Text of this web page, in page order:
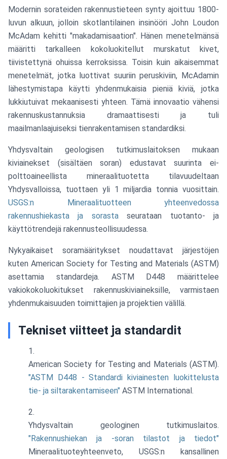
Modernin sorateiden rakennustieteen synty ajoittuu 1800-
luvun alkuun, jolloin skotlantilainen insinööri John Loudon
McAdam kehitti "makadamisaation". Hänen menetelmänsä
määritti tarkalleen kokoluokitellut murskatut kivet,
tiivistettynä ohuissa kerroksissa. Toisin kuin aikaisemmat
menetelmät, jotka luottivat suuriin peruskiviin, McAdamin
lähestymistapa käytti yhdenmukaisia pieniä kiviä, jotka
lukkiutuivat mekaanisesti yhteen. Tämä innovaatio vähensi
rakennuskustannuksia dramaattisesti ja tuli
maailmanlaajuiseksi tienrakentamisen standardiksi.
Yhdysvaltain geologisen tutkimuslaitoksen mukaan
kiviainekset (sisältäen soran) edustavat suurinta ei-
polttoaineellista mineraalituotetta tilavuudeltaan
Yhdysvalloissa, tuottaen yli 1 miljardia tonnia vuosittain.
USGS:n Mineraalituotteen yhteenvedossa
rakennushiekasta ja sorastaseurataan tuotanto- ja
käyttötrendejä rakennusteollisuudessa.
Nykyaikaiset soramääritykset noudattavat järjestöjen
kuten American Society for Testing and Materials (ASTM)
asettamia standardeja. ASTM D448 määrittelee
vakiokokoluokitukset rakennuskiviaineksille, varmistaen
yhdenmukaisuuden toimittajien ja projektien välillä.
Tekniset viitteet ja standardit
American Society for Testing and Materials (ASTM).
"ASTM D448 - Standardi kiviainesten luokittelusta
tie- ja siltarakentamiseen" ASTM International.
Yhdysvaltain geologinen tutkimuslaitos.
"Rakennushiekan ja -soran tilastot ja tiedot"
Mineraalituoteyhteenveto, USGS:n kansallinen